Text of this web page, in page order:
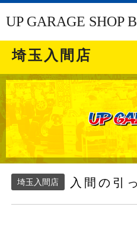
UP GARAGE SHOP
埼玉入間店
埼玉入間店 入間の引